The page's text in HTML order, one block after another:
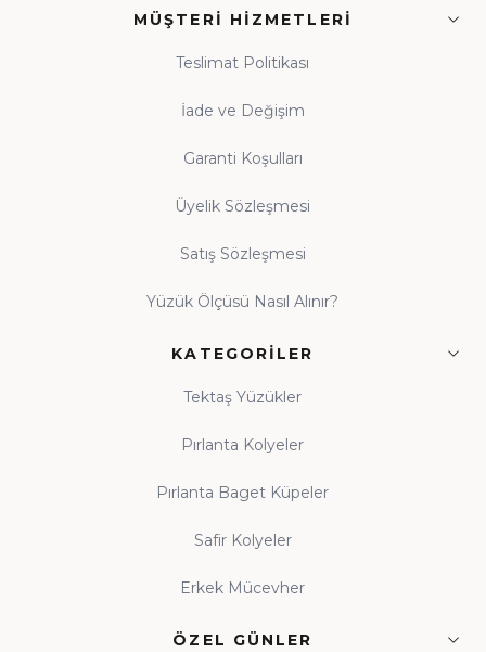
MÜŞTERI HIZMETLERI
Teslimat Politikası
İade ve Değişim
Garanti Koşulları
Üyelik Sözleşmesi
Satış Sözleşmesi
Yüzük Ölçüsü Nasıl Alınır?
KATEGORILER
Tektaş Yüzükler
Pırlanta Kolyeler
Pırlanta Baget Küpeler
Safir Kolyeler
Erkek Mücevher
ÖZEL GÜNLER